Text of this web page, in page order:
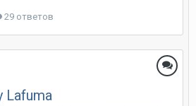
29 ответов
Lafuma